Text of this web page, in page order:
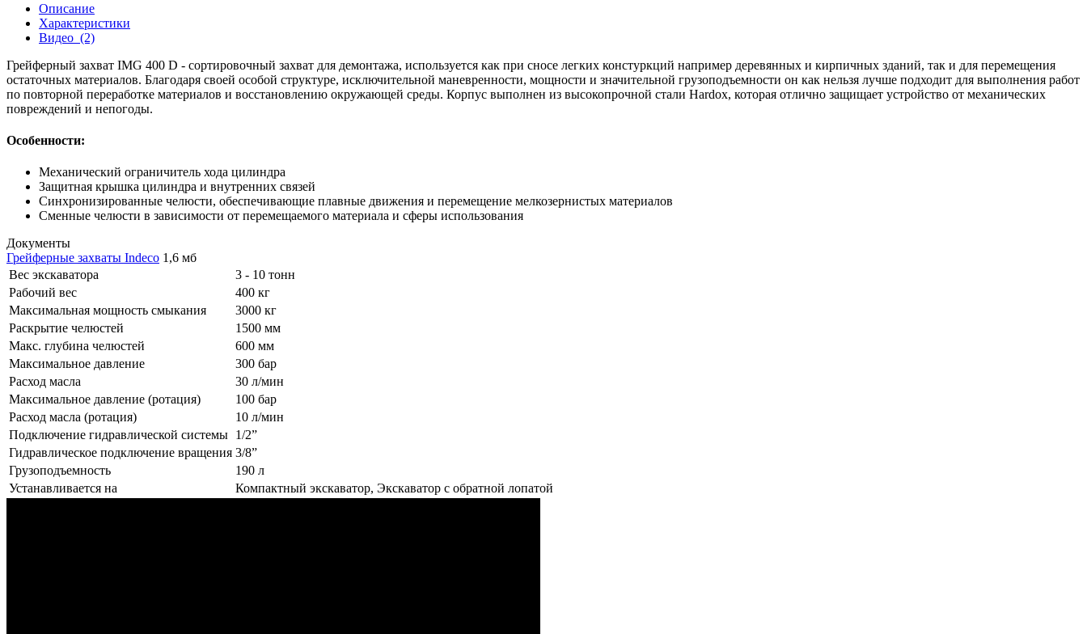
Описание
Характеристики
Видео (2)
Грейферный захват IMG 400 D - сортировочный захват для демонтажа, используется как при сносе легких констуркций например деревянных и кирпичных зданий, так и для перемещения
остаточных материалов. Благодаря своей особой структуре, исключительной маневренности, мощности и значительной грузоподъемности он как нельзя лучше подходит для выполнения работ
по повторной переработке материалов и восстановлению окружающей среды. Корпус выполнен из высокопрочной стали Hardox, которая отлично защищает устройство от механических
повреждений и непогоды.
Особенности:
Механический ограничитель хода цилиндра
Защитная крышка цилиндра и внутренних связей
Синхронизированные челюсти, обеспечивающие плавные движения и перемещение мелкозернистых материалов
Сменные челюсти в зависимости от перемещаемого материала и сферы использования
Документы
Грейферные захваты Indeco 1,6 мб
Вес экскаватора
3 - 10 тонн
Рабочий вес
400 кг
Максимальная мощность смыкания
3000 кг
Раскрытие челюстей
1500 мм
Макс. глубина челюстей
600 мм
Максимальное давление
300 бар
Расход масла
30 л/мин
Максимальное давление (ротация)
100 бар
Расход масла (ротация)
10 л/мин
Подключение гидравлической системы 1/2”
Гидравлическое подключение вращения 3/8”
Грузоподъемность
190 л
Устанавливается на
Компактный экскаватор, Экскаватор с обратной лопатой